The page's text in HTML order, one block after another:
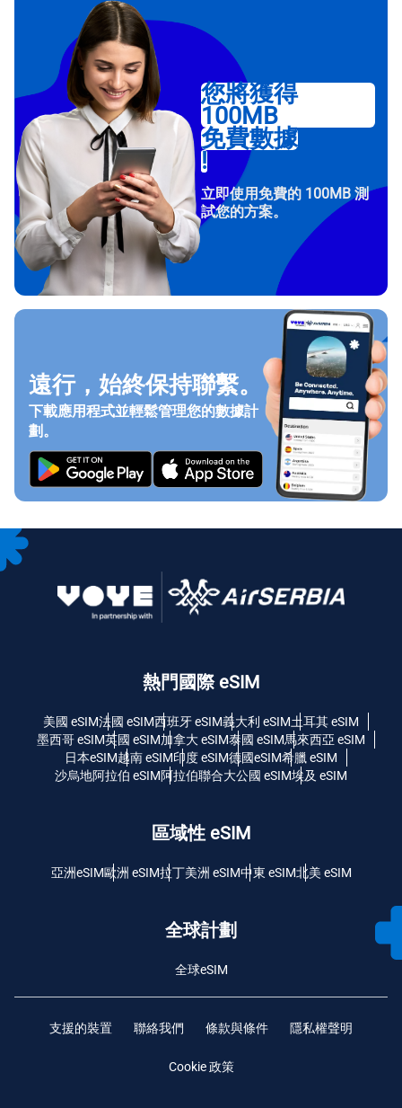
您將獲得
100MB
免費數據
!
立即使用免費的 100MB 測
試您的方案。
遠行，始終保持聯繫。
下載應用程式並輕鬆管理您的數據計
劃。
熱門國際 eSIM
美國 eSIM法國 eSIM西班牙 eSIM義大利 eSIM土耳其 eSIM
墨西哥 eSIM英國 eSIM加拿大 eSIM泰國 eSIM馬來西亞 eSIM
日本eSIM越南 eSIM印度 eSIM德國eSIM希臘 eSIM
沙烏地阿拉伯 eSIM阿拉伯聯合大公國 eSIM埃及 eSIM
區域性 eSIM
亞洲eSIM歐洲 eSIM拉丁美洲 eSIM中東 eSIM北美 eSIM
全球計劃
全球eSIM
支援的裝置 聯絡我們 條款與條件 隱私權聲明
Cookie 政策